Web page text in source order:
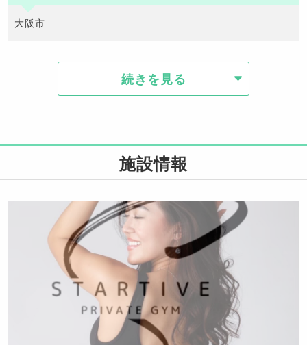
大阪市
続きを見る
施設情報